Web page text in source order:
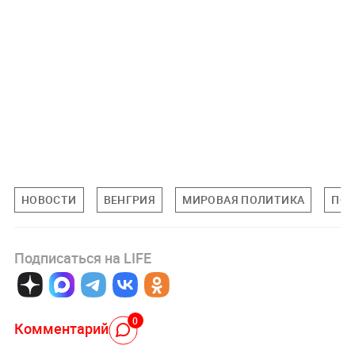
НОВОСТИ ВЕНГРИЯ МИРОВАЯ ПОЛИТИКА
Подписаться на LIFE
Комментарий 0